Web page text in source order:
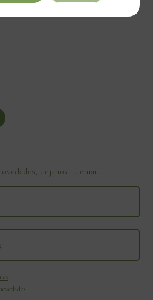
dejanos tu email.